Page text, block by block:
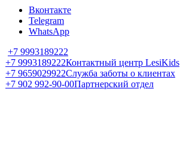
Вконтакте
Telegram
WhatsApp
+7 9993189222
+7 9993189222Контактный центр LesiKids
+7 9659029922Служба заботы о клиентах
+7 902 992-90-00Партнерский отдел